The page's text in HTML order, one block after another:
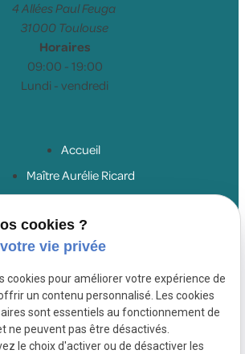
4 Allées Paul Feuga
31000 Toulouse
Horaires
09:00 - 19:00
Lundi - vendredi
Accueil
Maître Aurélie Ricard
Droit du travail salariés
Droit du travail employeurs
Droit de la sécurité sociale
Honoraires
Actualités
Contact
cookies ?
vie privée
cookies pour améliorer votre expérience de
un contenu personnalisé. Les cookies
sont essentiels au fonctionnement de
ne peuvent pas être désactivés.
le choix d'activer ou de désactiver les